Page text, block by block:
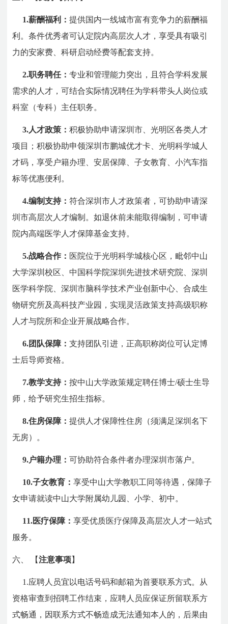
1.薪酬福利：提供国内一线城市富有竞争力的薪酬福
利。条件优秀者可认定院内高层次人才，享受具有吸引
力的安家费、科研启动经费等配套支持。
2.职务聘任：专业和管理能力突出，且符合学科发展
需求的人才，可结合实际情况聘任为学科带头人岗位或
科室（专科）主任职务。
3.人才政策：积极协助申请深圳市、光明区各类人才
项目；积极协助申领深圳市鹏城优才卡、光明科学城人
才码，享受户籍办理、安居保障、子女教育、小汽车指
标等优惠便利。
4.编制支持：符合深圳市人才政策者，可协助申请深
圳市高层次人才编制。如退休前未能取得编制，可申请
院内高端医学人才保障基金支持。
5.战略合作： 医院位于光明科学城核心区，毗邻中山
大学深圳校区、中国科学院深圳先进技术研究院、深圳
医学科学院、深圳市脑科学技术产业创新中心、合成生
物研究所及高科技产业园，实现灵活政策支持高级职称
人才与院所和企业开展战略合作。
6.团队保障：支持团队引进，正高职称岗位可认定博
士后导师资格。
7.教学支持：按中山大学政策规定聘任博士/硕士生导
师，给予研究生招生指标。
8.住房保障：提供人才保障性住房（须满足深圳名下
无房）。
9.户籍办理：可协助符合条件者办理深圳市落户。
10.子女教育：享受中山大学教职工同等待遇，保障子
女申请就读中山大学附属幼儿园、小学、初中。
11.医疗保障：享受优质医疗保障及高层次人才一站式
服务。
六、 【注意事项】
1.应聘人员宜以电话号码和邮箱为首要联系方式。从
资格审查到招聘工作结束，应聘人员应保证所留联系方
式畅通，因联系方式不畅造成无法通知本人的，后果由